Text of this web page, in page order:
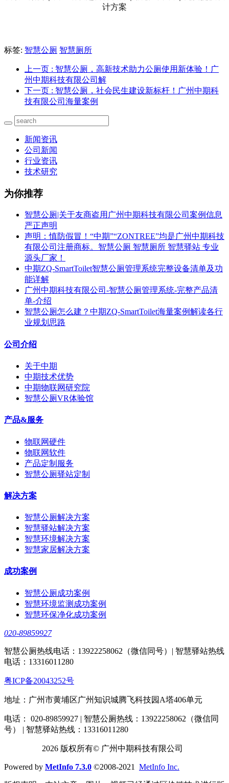
标签: 智慧公厕 智慧厕所
上一页 : 智慧公厕，高新技术助力公厕使用新体验！广
州中期科技有限公司解
下一页 : 智慧公厕，社会民生建设新标杆！广州中期科
技有限公司海量案例
新闻资讯
公司新闻
行业资讯
技术研究
为你推荐
智慧公厕|关于友商盗用广州中期科技有限公司案例信息
严正声明
声明：慎防假冒！“中期”“ZONTREE”均是广州中期科技
有限公司注册商标。智慧公厕 智慧厕所 智慧驿站 专业
源头厂家！
中期ZQ-SmartToilet智慧公厕管理系统完整设备清单及功
能详解
广州中期科技有限公司-智慧公厕管理系统-完整产品清
单-介绍
智慧公厕怎么建？中期ZQ-SmartToilet海量案例解读各行
业规划思路
公司介绍
关于中期
中期技术优势
中期物联网研究院
智慧公厕VR体验馆
产品&服务
物联网硬件
物联网软件
产品定制服务
智慧公厕驿站定制
解决方案
智慧公厕解决方案
智慧驿站解决方案
智慧环境解决方案
智慧家居解决方案
成功案例
智慧公厕成功案例
智慧环境监测成功案例
智慧环保净化成功案例
020-89859927
智慧公厕热线电话：13922258062（微信同号）| 智慧驿站热线
电话：13316011280
粤ICP备20043252号
地址：广州市黄埔区广州知识城腾飞科技园A塔406单元
电话： 020-89859927 | 智慧公厕热线：13922258062（微信同
号） | 智慧驿站热线：13316011280
2026 版权所有© 广州中期科技有限公司
Powered by MetInfo 7.3.0 ©2008-2021 MetInfo Inc.